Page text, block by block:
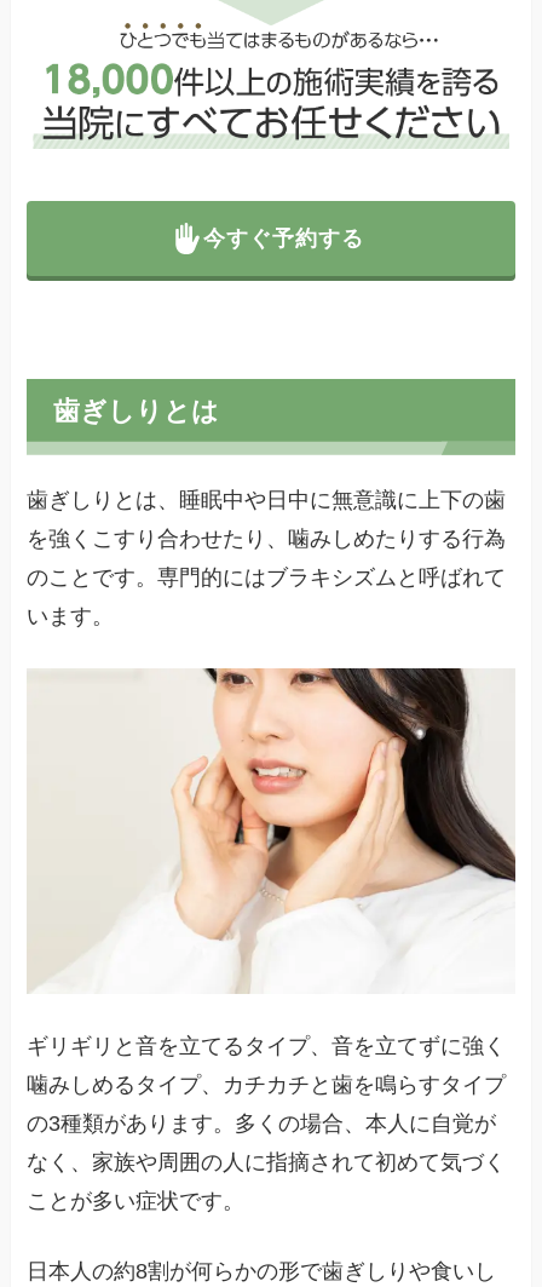
今すぐ予約する
歯ぎしりとは
歯ぎしりとは、睡眠中や日中に無意識に上下の歯
を強くこすり合わせたり、噛みしめたりする行為
のことです。専門的にはブラキシズムと呼ばれて
います。
ギリギリと音を立てるタイプ、音を立てずに強く
噛みしめるタイプ、カチカチと歯を鳴らすタイプ
の3種類があります。多くの場合、本人に自覚が
なく、家族や周囲の人に指摘されて初めて気づく
ことが多い症状です。
日本人の約8割が何らかの形で歯ぎしりや食いし